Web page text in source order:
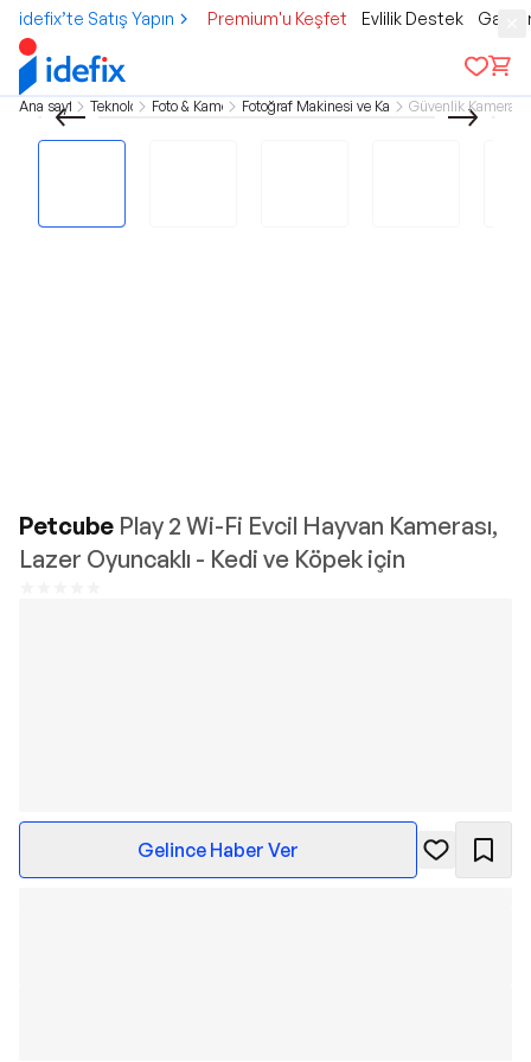
idefix’te Satış Yapın Premium'u Keşfet Evlilik Destek
Ana sayfa Teknoloji Foto & Kamera Fotoğraf Makinesi ve KameraGüvenlik
Petcube Play 2 Wi-Fi Evcil Hayvan Kamerası,
Lazer Oyuncaklı - Kedi ve Köpek için
Gelince Haber Ver